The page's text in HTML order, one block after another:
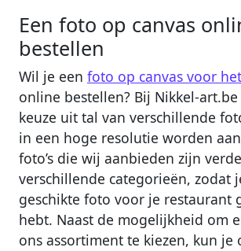
Een foto op canvas
bestellen
Wil je een foto op canvas voor
online bestellen? Bij Nikkel-
keuze uit tal van verschillende
in een hoge resolutie worden
foto’s die wij aanbieden zijn
verschillende categorieën, zodat
geschikte foto voor je restaurant
hebt. Naast de mogelijkheid om
ons assortiment te kiezen, kun je